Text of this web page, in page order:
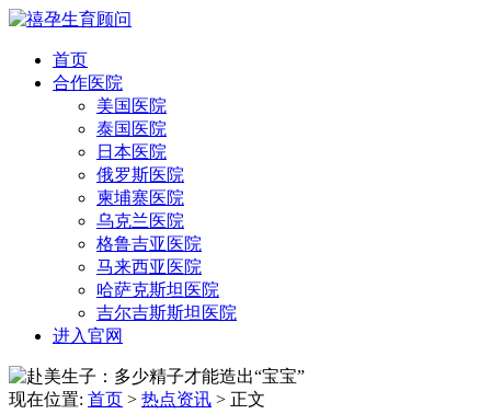
首页
合作医院
美国医院
泰国医院
日本医院
俄罗斯医院
柬埔寨医院
乌克兰医院
格鲁吉亚医院
马来西亚医院
哈萨克斯坦医院
吉尔吉斯斯坦医院
进入官网
现在位置: 首页 > 热点资讯 > 正文